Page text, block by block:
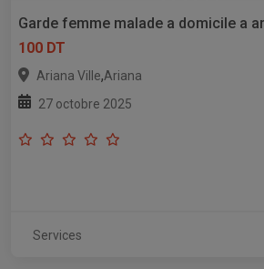
Garde femme malade a domicile a
100 DT
Ariana Ville,Ariana
27 octobre 2025
Services